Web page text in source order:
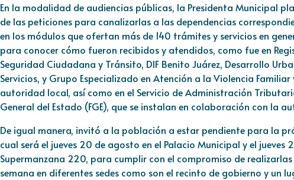
En la modalidad de audiencias públicas, la Presidenta Municipal
de las peticiones para canalizarlas a las dependencias
en los módulos que ofertan más de 140 trámites y servicios en
para conocer cómo fueron recibidos y atendidos, como fue en
Seguridad Ciudadana y Tránsito, DIF Benito Juárez, Desarrollo
Servicios, y Grupo Especializado en Atención a la Violencia
autoridad local, así como en el Servicio de Administración
General del Estado (FGE), que se instalan en colaboración con la
De igual manera, invitó a la población a estar pendiente para la
cual será el jueves 20 de agosto en el Palacio Municipal y el jueves
Supermanzana 220, para cumplir con el compromiso de
semana en diferentes sedes como son el recinto de gobierno y un